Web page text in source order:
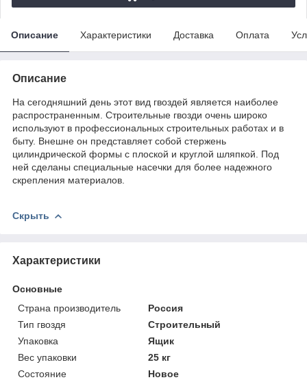
Описание Характеристики Доставка Оплата
Описание
На сегодняшний день этот вид гвоздей является наиболее
распространенным. Строительные гвозди очень широко
используют в профессиональных строительных работах и в
быту. Внешне он представляет собой стержень
цилиндрической формы с плоской и круглой шляпкой. Под
ней сделаны специальные насечки для более надежного
скрепления материалов.
Скрыть
Характеристики
Основные
Страна производитель
Россия
Тип гвоздя
Строительный
Упаковка
Ящик
Вес упаковки
25 кг
Состояние
Новое